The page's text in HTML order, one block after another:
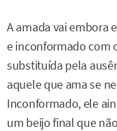
A amada vai embora
e inconformado com
substituída pela
aquele que ama se
Inconformado, ele
um beijo final que